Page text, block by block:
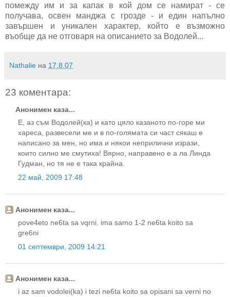
помежду им и за капак в кой дом се намират - се
получава, освен манджа с грозде - и един напълно
завършен и уникален характер, който е възможно
въобще да не отговаря на описанието за Водолей...
Nathalie на 17.8.07
23 коментара:
Анонимен каза...
Е, аз съм Водолей(ка) и като цяло казаното по-горе ми
хареса, развесели ме и в по-голямата си част сякаш е
написано за мен, но има и някои неприлични изрази,
които силно ме смутиха! Вярно, направено е а ла Линда
Гудман, но тя не е така крайна.
22 май, 2009 17:48
Анонимен каза...
pove4eto ne6ta sa vqrni. ima samo 1-2 ne6ta koito sa
gre6ni
01 септември, 2009 14:21
Анонимен каза...
i az sam vodolei(ka) i tezi ne6ta koito sa opisani sa verni no